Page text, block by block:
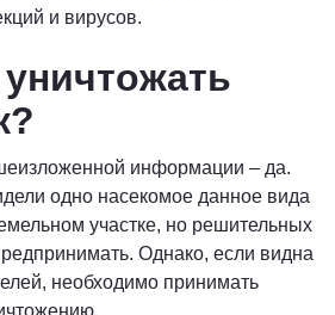
и вирусов.
информации – да.
одно насекомое данное вида
участке, но решительных
Однако, если видна
необходимо принимать